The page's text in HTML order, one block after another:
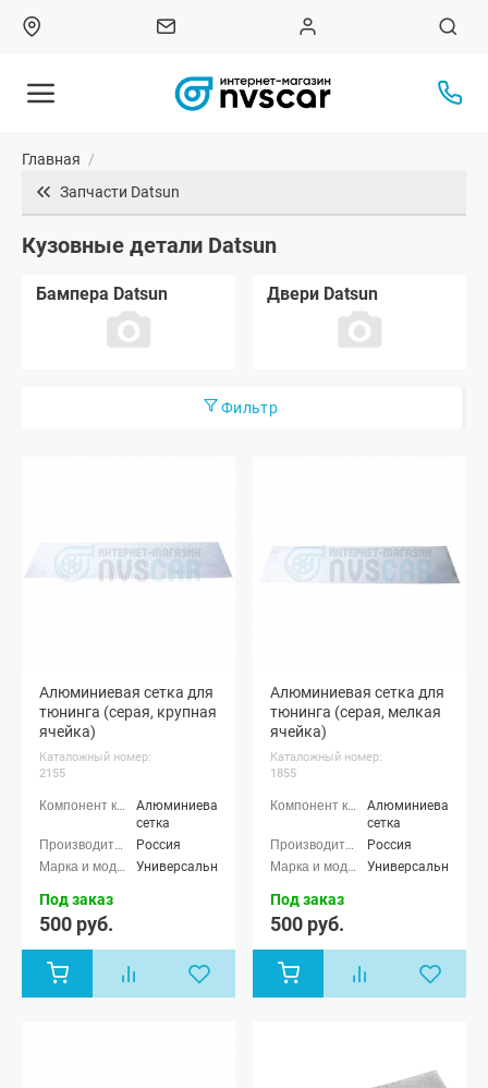
Главная /
Запчасти Datsun
Кузовные детали Datsun
Бампера Datsun Двери Datsun
Фильтр
Алюминиевая сетка для
тюнинга (серая, крупная
ячейка)
Каталожный номер:
2155
Алюминиевая
сетка
Россия
Универсальные
Под заказ
500 руб.
Алюминиевая сетка для
тюнинга (серая, мелкая
ячейка)
Каталожный номер:
1855
Алюминиевая
сетка
Россия
Универсальные
Под заказ
500 руб.